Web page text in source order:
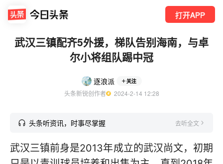
打开APP
武汉三镇配齐5外援，梯队告别海南，与卓
尔小将组队踢中冠
逐浪派 关注
头条新锐创作者
  2024-2-14 12:28
头条听资讯，时事尽掌握 去听全文
武汉三镇前身是2013年成立的武汉尚文，初期